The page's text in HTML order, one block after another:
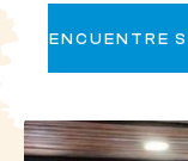
pistas del área
instalaciones y
ENCUENTRE